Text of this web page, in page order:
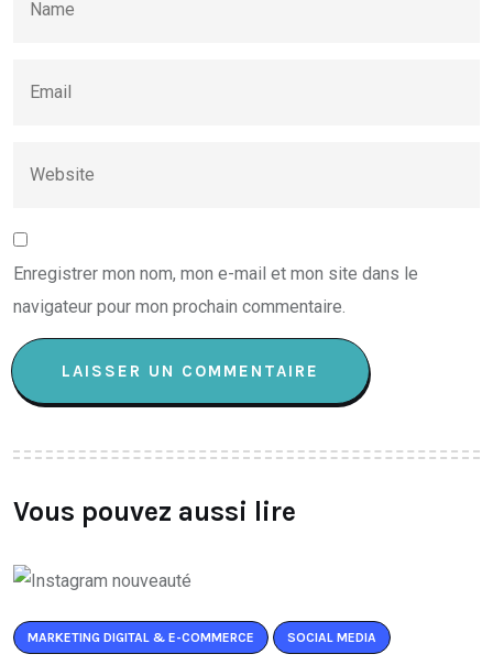
Enregistrer mon nom, mon e-mail et mon site dans le
navigateur pour mon prochain commentaire.
Vous pouvez aussi lire
MARKETING DIGITAL & E-COMMERCE SOCIAL MEDIA